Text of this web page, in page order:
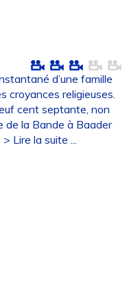
d’une famille
croyances religieuses.
cent septante, non
de la Bande à Baader
> Lire la suite ...